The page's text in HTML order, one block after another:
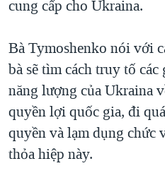
KINH TẾ
KHOA HỌC
SỨC KHOẺ
VĂN HOÁ
THỂ THAO
HÀNH TRÌNH BẦU CỬ 2024
GIẢI MÃ VÀNH ĐAI & CON
NGÀY TỊ NẠN THẾ GIỚI
TRỊNH VĨNH BÌNH - NGƯỜI
GROUND ZERO – XƯA VÀ
MẠNG XÃ HỘI
Ngôn ngữ khác
cung cấp cho Ukraina.
Bà Tymoshenko nói với
bà sẽ tìm cách truy tố
năng lượng của Ukraina
quyền lợi quốc gia, đi
quyền và lạm dụng chức
thỏa hiệp này.